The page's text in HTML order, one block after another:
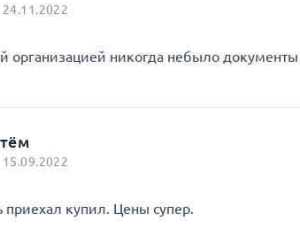
24.11.2022
организацией никогда небыло
15.09.2022
приехал купил. Цены супер.